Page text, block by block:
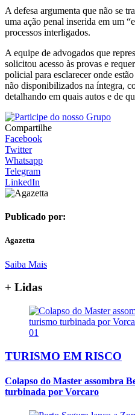
A defesa argumenta que não se
uma ação penal inserida em um
processos interligados.
A equipe de advogados que
solicitou acesso às provas e
policial para esclarecer onde
não disponibilizados na íntegra,
detalhando em quais autos e de
Compartilhe
Facebook
Twitter
Whatsapp
Telegram
LinkedIn
Publicado por:
Agazetta
Saiba Mais
+ Lidas
01
TURISMO EM RISCO
Colapso do Master assombra
turbinada por Vorcaro